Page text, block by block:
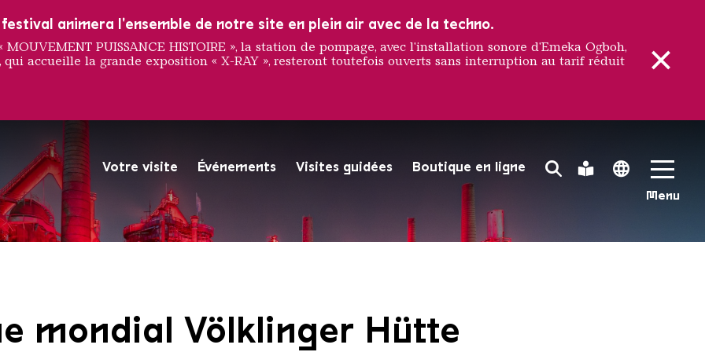
Search Toggle
Menu
Leichte Sprache
Language
Votre visite Événements Visites guidées
Boutique en ligne
La Völklinger Hütte plongée dans la lumière rouge
Copyright: Weltkulturerbe Völklinger Hütte | Oliver Dietze
mondial Völklinger Hütte
festival animera l'ensemble de notre site en plein air avec de la techno.
PUISSANCE HISTOIRE », la station de pompage, avec l'installation sonore d'Emeka Ogboh,
qui accueille la grande exposition « X-RAY », resteront toutefois ouverts sans interruption au tarif réduit